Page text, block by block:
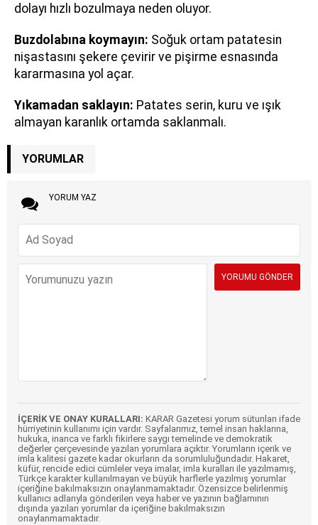
dolayı hızlı bozulmaya neden oluyor.
Buzdolabına koymayın: Soğuk ortam patatesin
nişastasını şekere çevirir ve pişirme esnasında
kararmasına yol açar.
Yıkamadan saklayın: Patates serin, kuru ve ışık
almayan karanlık ortamda saklanmalı.
YORUMLAR
YORUM YAZ
İÇERİK VE ONAY KURALLARI: KARAR Gazetesi yorum sütunları ifade
hürriyetinin kullanımı için vardır. Sayfalarımız, temel insan haklarına,
hukuka, inanca ve farklı fikirlere saygı temelinde ve demokratik
değerler çerçevesinde yazılan yorumlara açıktır. Yorumların içerik ve
imla kalitesi gazete kadar okurların da sorumluluğundadır. Hakaret,
küfür, rencide edici cümleler veya imalar, imla kuralları ile yazılmamış,
Türkçe karakter kullanılmayan ve büyük harflerle yazılmış yorumlar
içeriğine bakılmaksızın onaylanmamaktadır. Özensizce belirlenmiş
kullanıcı adlarıyla gönderilen veya haber ve yazının bağlamının
dışında yazılan yorumlar da içeriğine bakılmaksızın
onaylanmamaktadır.